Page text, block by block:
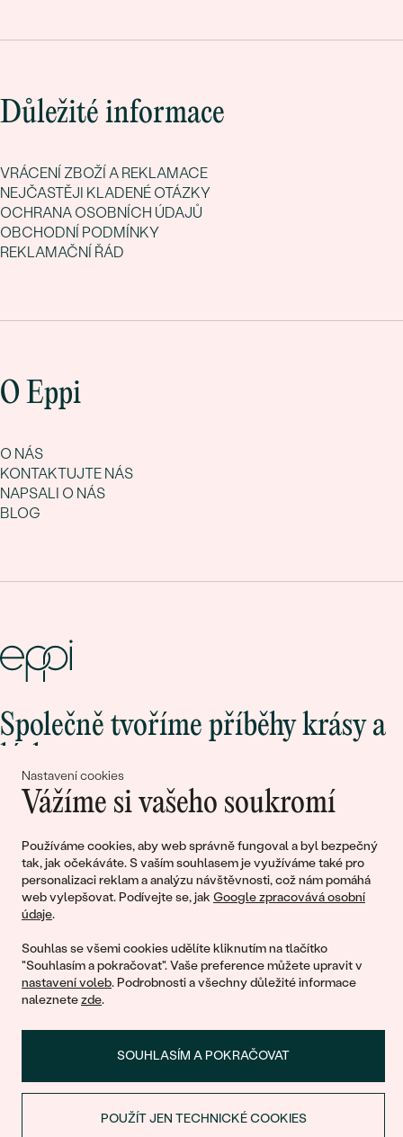
Nastavení cookies
Vážíme si vašeho soukromí
Používáme cookies, aby web správně fungoval a byl bezpečný
tak, jak očekáváte. S vaším souhlasem je využíváme také pro
personalizaci reklam a analýzu návštěvnosti, což nám pomáhá
web vylepšovat. Podívejte se, jak Google zpracovává osobní
údaje.
Souhlas se všemi cookies udělíte kliknutím na tlačítko
"Souhlasím a pokračovat". Vaše preference můžete upravit v
nastavení voleb. Podrobnosti a všechny důležité informace
naleznetezde.
SOUHLASÍM A POKRAČOVAT
POUŽÍT JEN TECHNICKÉ COOKIES
Důležité informace
VRÁCENÍ ZBOŽÍ A REKLAMACE
NEJČASTĚJI KLADENÉ OTÁZKY
OCHRANA OSOBNÍCH ÚDAJŮ
OBCHODNÍ PODMÍNKY
REKLAMAČNÍ ŘÁD
O Eppi
O NÁS
KONTAKTUJTE NÁS
NAPSALI O NÁS
BLOG
Společně tvoříme příběhy krásy a
Připojte se k nám!
© 2011 - 2026, Eppi.cz